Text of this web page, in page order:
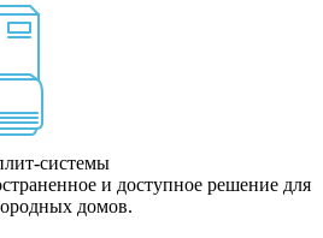
системы
и доступное решение для
домов.